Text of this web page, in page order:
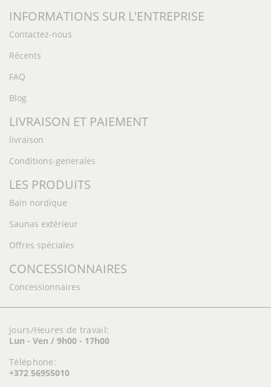
INFORMATIONS SUR L'ENTREPRISE
Contactez-nous
Récents
FAQ
Blog
LIVRAISON ET PAIEMENT
livraison
Conditions-generales
LES PRODUITS
Bain nordique
Saunas extérieur
Offres spéciales
CONCESSIONNAIRES
Concessionnaires
Jours/Heures de travail:
Lun - Ven / 9h00 - 17h00
Téléphone:
+372 56955010